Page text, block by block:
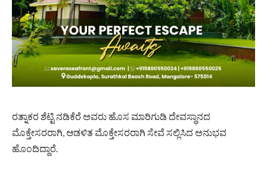
ರತ್ನಾಕರ ಶೆಟ್ಟಿ ನಡಿಕೆರೆ ಅವರು ಹೊಸ ಮಾರಿಗುಡಿ ದೇವಸ್ಥಾನದ
ಮೊಕ್ತೇಸರರಾಗಿ, ಆಡಳಿತ ಮೊಕ್ತೇಸರರಾಗಿ ಸೇವೆ ಸಲ್ಲಿಸಿದ ಅನುಭವ
ಹೊಂದಿದ್ದಾರೆ.